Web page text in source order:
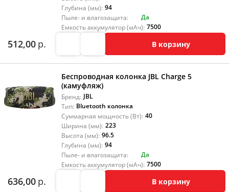
Глубина (мм): 94
Пыле- и влагозащита:
Да
Емкость аккумулятор (мАч): 7500
512,00 р. В корзину
Беспроводная колонка JBL Charge 5
(камуфляж)
Бренд: JBL
Тип: Bluetooth колонка
Суммарная мощность (Вт): 40
Ширина (мм): 223
Высота (мм): 96.5
Глубина (мм): 94
Пыле- и влагозащита:
Да
Емкость аккумулятор (мАч): 7500
636,00 р. В корзину